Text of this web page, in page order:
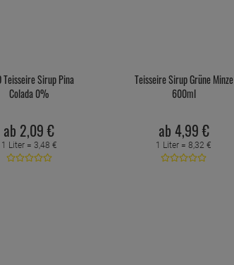
Teisseire Sirup Pina
Colada 0%
ab 2,09 €
1 Liter = 3,48 €
Teisseire Sirup Grüne Minze
600ml
ab 4,99 €
1 Liter =8,32 €